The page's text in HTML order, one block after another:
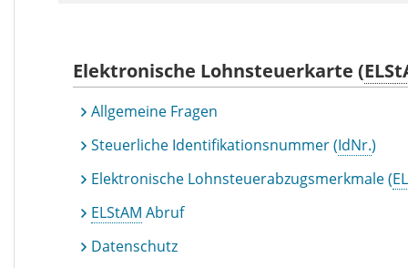
Elektronische Lohnsteuerkarte (
Allgemeine Fragen
Steuerliche Identifikationsnummer (IdNr.)
Elektronische Lohnsteuerabzugsmerkmale (
ELStAM Abruf
Datenschutz